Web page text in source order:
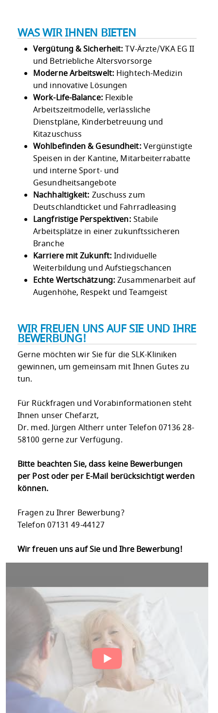
WAS WIR IHNEN BIETEN
Vergütung & Sicherheit: TV-Ärzte/VKA EG II
und Betriebliche Altersvorsorge
Moderne Arbeitswelt: Hightech-Medizin
und innovative Lösungen
Work-Life-Balance: Flexible
Arbeitszeitmodelle, verlässliche
Dienstpläne, Kinderbetreuung und
Kitazuschuss
Wohlbefinden & Gesundheit: Vergünstigte
Speisen in der Kantine, Mitarbeiterrabatte
und interne Sport- und
Gesundheitsangebote
Nachhaltigkeit: Zuschuss zum
Deutschlandticket und Fahrradleasing
Langfristige Perspektiven: Stabile
Arbeitsplätze in einer zukunftssicheren
Branche
Karriere mit Zukunft: Individuelle
Weiterbildung und Aufstiegschancen
Echte Wertschätzung: Zusammenarbeit auf
Augenhöhe, Respekt und Teamgeist
WIR FREUEN UNS AUF SIE UND IHRE
BEWERBUNG!
Gerne möchten wir Sie für die SLK-Kliniken
gewinnen, um gemeinsam mit Ihnen Gutes zu
tun.
Für Rückfragen und Vorabinformationen steht
Ihnen unser Chefarzt,
Dr. med. Jürgen Altherr unter Telefon 07136 28-
58100 gerne zur Verfügung.
Bitte beachten Sie, dass keine Bewerbungen
per Post oder per E-Mail berücksichtigt werden
können.
Fragen zu Ihrer Bewerbung?
Telefon 07131 49-44127
Wir freuen uns auf Sie und Ihre Bewerbung!